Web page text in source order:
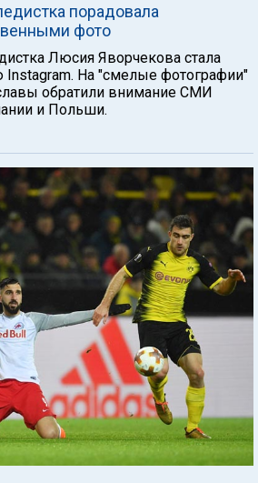
порадовала
фото
Люсия Яворчекова стала
На "смелые фотографии"
обратили внимание СМИ
и Польши.